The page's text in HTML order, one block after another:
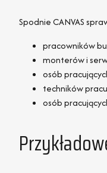
Spodnie CANVAS
pracowników
monterów i
osób
techników
osób